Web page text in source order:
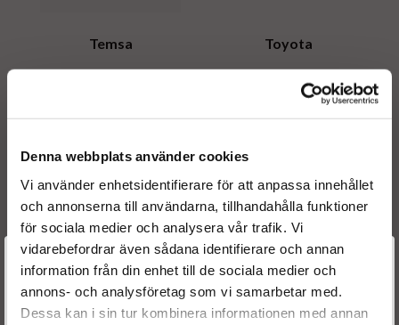
Denna webbplats använder cookies
Vi använder enhetsidentifierare för att anpassa innehållet
och annonserna till användarna, tillhandahålla funktioner
för sociala medier och analysera vår trafik. Vi
vidarebefordrar även sådana identifierare och annan
information från din enhet till de sociala medier och
annons- och analysföretag som vi samarbetar med.
Dessa kan i sin tur kombinera informationen med annan
Temsa Toyota
Volkswagen Volvo
Välkommen till
Dieselspecialisten.se